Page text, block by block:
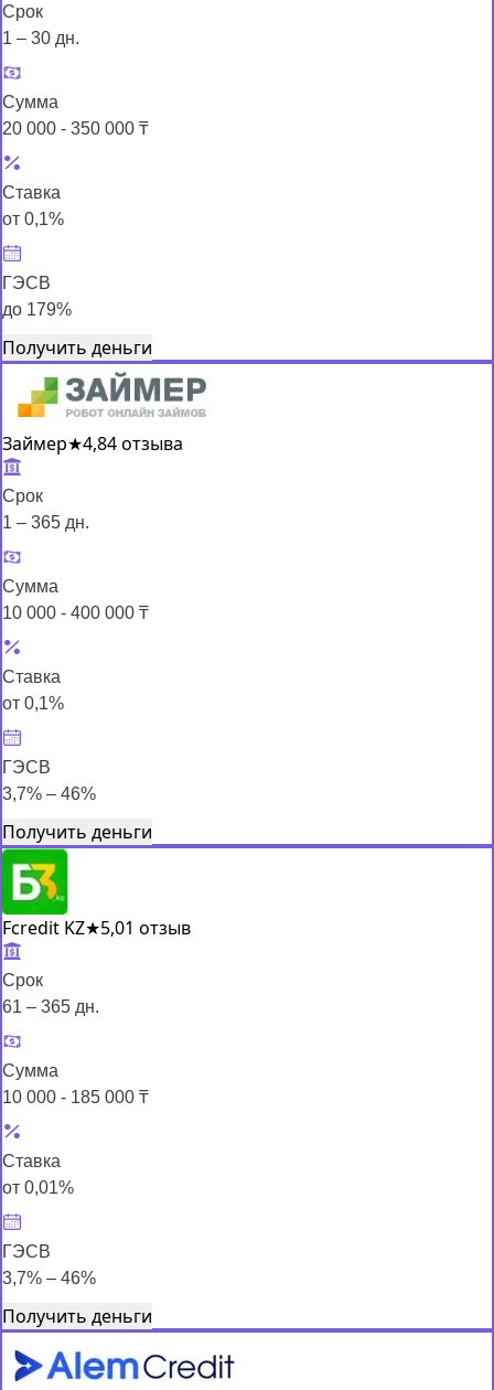
Срок
1 – 30 дн.
Сумма
20 000 - 350 000 ₸
Ставка
от 0,1%
ГЭСВ
до 179%
Получить деньги
Займер★4,84 отзыва
Срок
1 – 365 дн.
Сумма
10 000 - 400 000 ₸
Ставка
от 0,1%
ГЭСВ
3,7% – 46%
Получить деньги
Fcredit KZ★5,01 отзыв
Срок
61 – 365 дн.
Сумма
10 000 - 185 000 ₸
Ставка
от 0,01%
ГЭСВ
3,7% – 46%
Получить деньги